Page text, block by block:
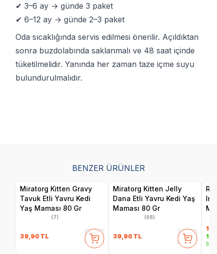
✔ 3–6 ay → günde 3 paket
✔ 6–12 ay → günde 2–3 paket
Oda sıcaklığında servis edilmesi önerilir. Açıldıktan
sonra buzdolabında saklanmalı ve 48 saat içinde
tüketilmelidir. Yanında her zaman taze içme suyu
bulundurulmalıdır.
BENZER ÜRÜNLER
Miratorg Kitten Gravy
Tavuk Etli Yavru Kedi
Yaş Maması 80 Gr
(7)
39,90 TL
Miratorg Kitten Jelly
Dana Etli Yavru Kedi Yaş
Maması 80 Gr
(68)
39,90 TL